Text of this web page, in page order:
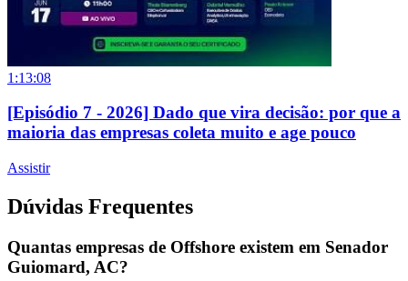
1:13:08
[Episódio 7 - 2026] Dado que vira decisão: por que a
maioria das empresas coleta muito e age pouco
Assistir
Dúvidas Frequentes
Quantas empresas de Offshore existem em Senador
Guiomard, AC?